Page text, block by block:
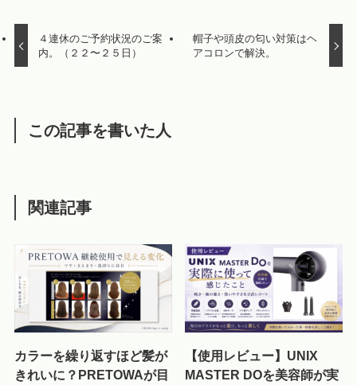
４連休のご予約状況のご案
内。（２２〜２５日）
帽子や頭皮の匂い対策はヘ
アコロンで解決。
この記事を書いた人
関連記事
カラーを繰り返すほど髪が
きれいに？PRETOWAが目
【使用レビュー】UNIX
MASTER DOを美容師が実